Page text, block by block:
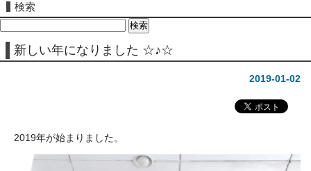
検索
新しい年になりました ☆♪☆
2019-01-02
2019年が始まりました。